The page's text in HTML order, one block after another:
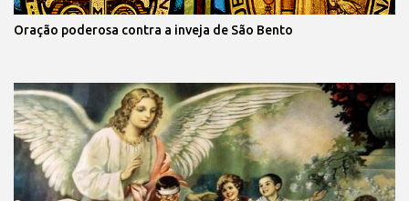
Oração poderosa contra a inveja de São Bento